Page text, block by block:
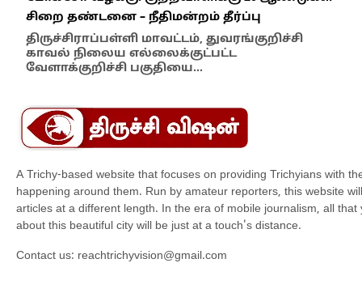
சிறை தண்டனை – நீதிமன்றம் தீர்ப்பு
திருச்சிராப்பள்ளி மாவட்டம், துவரங்குறிச்சி
காவல் நிலைய எல்லைக்குட்பட்ட
வேளாக்குறிச்சி பகுதியை…
A Trichy-based website that focuses on providing Trichyians with
happening around them. Run by amateur reporters, this website
articles at a different length. In the era of mobile journalism, all that
about this beautiful city will be just at a touch's distance.
Contact us: reachtrichyvision@gmail.com